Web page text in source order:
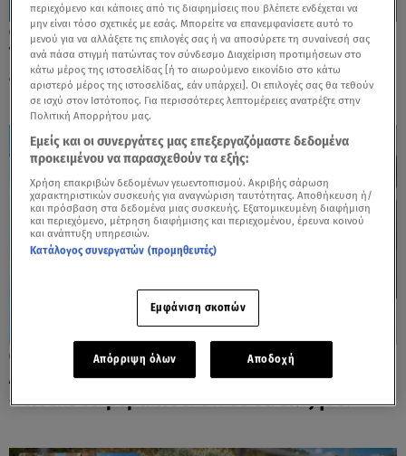
22.06.26, 19:18
Τραγική κατάληξη στην εξαφάνιση
47χρονου στου Ζωγράφου
Δολοφονία Σταυρούλας Λεβεντάκη:
«Ήθελε να βεβαιωθεί ότι δε θα επιζήσει»
περιεχόμενο και κάποιες από τις διαφημίσεις που βλέπετε ενδέχεται να
μην είναι τόσο σχετικές με εσάς. Μπορείτε να επανεμφανίσετε αυτό το
μενού για να αλλάξετε τις επιλογές σας ή να αποσύρετε τη συναίνεσή σας
ανά πάσα στιγμή πατώντας τον σύνδεσμο Διαχείριση προτιμήσεων στο
κάτω μέρος της ιστοσελίδας [ή το αιωρούμενο εικονίδιο στο κάτω
αριστερό μέρος της ιστοσελίδας, εάν υπάρχει]. Οι επιλογές σας θα τεθούν
σε ισχύ στον Ιστότοπος. Για περισσότερες λεπτομέρειες ανατρέξτε στην
Πολιτική Απορρήτου μας.
Εμείς και οι συνεργάτες μας επεξεργαζόμαστε δεδομένα
προκειμένου να παρασχεθούν τα εξής:
Χρήση επακριβών δεδομένων γεωεντοπισμού. Ακριβής σάρωση
χαρακτηριστικών συσκευής για αναγνώριση ταυτότητας. Αποθήκευση ή/
και πρόσβαση στα δεδομένα μιας συσκευής. Εξατομικευμένη διαφήμιση
και περιεχόμενο, μέτρηση διαφήμισης και περιεχομένου, έρευνα κοινού
και ανάπτυξη υπηρεσιών.
Κατάλογος συνεργατών (προμηθευτές)
Εμφάνιση σκοπών
Απόρριψη όλων Αποδοχή